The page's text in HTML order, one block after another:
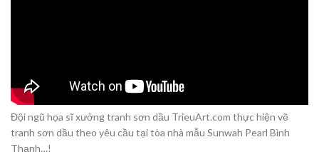
Đội ngũ họa sĩ xưởng tranh sơn dầu TrieuArt.com thực hiện vẽ
tranh sơn dầu theo yêu cầu tại tòa nhà mẫu Sunwah Pearl Bình
Thạnh…!